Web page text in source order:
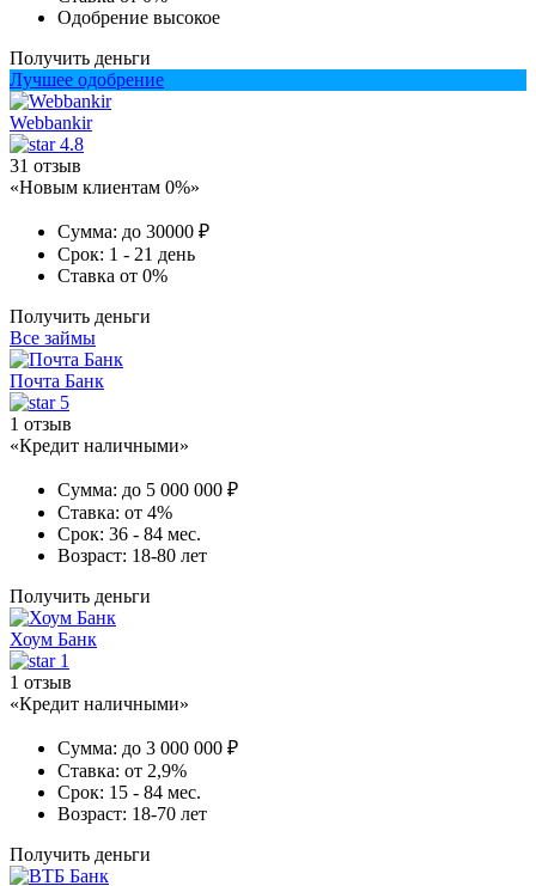
Одобрение высокое
Получить деньги
Лучшее одобрение
Webbankir
4.8
31 отзыв
«Новым клиентам 0%»
Сумма: до 30000 ₽
Срок: 1 - 21 день
Ставка от 0%
Получить деньги
Все займы
Почта Банк
5
1 отзыв
«Кредит наличными»
Сумма: до 5 000 000 ₽
Ставка: от 4%
Срок: 36 - 84 мес.
Возраст: 18-80 лет
Получить деньги
Хоум Банк
1
1 отзыв
«Кредит наличными»
Сумма: до 3 000 000 ₽
Ставка: от 2,9%
Срок: 15 - 84 мес.
Возраст: 18-70 лет
Получить деньги